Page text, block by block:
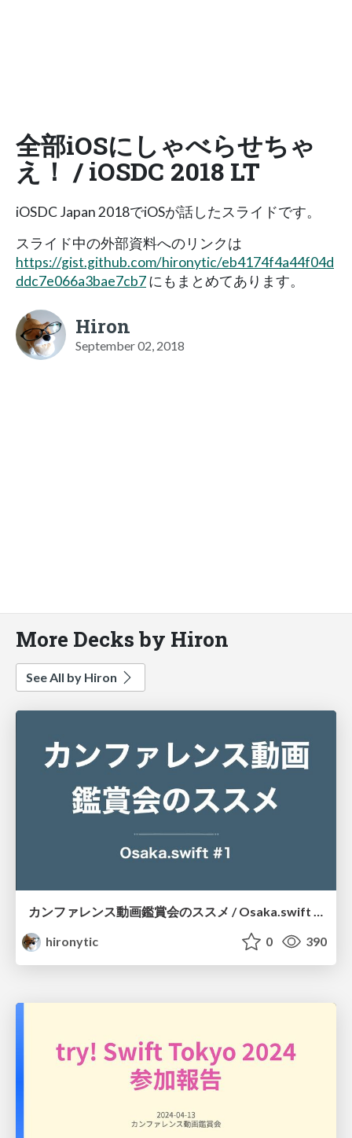
全部iOSにしゃべらせちゃ
え！ / iOSDC 2018 LT
iOSDC Japan 2018でiOSが話したスライドです。
スライド中の外部資料へのリンクは
https://gist.github.com/hironytic/eb4174f4a44f04d
ddc7e066a3bae7cb7にもまとめてあります。
Hiron
September 02, 2018
More Decks by Hiron
See All by Hiron
カンファレンス動画鑑賞会のススメ / Osaka.swift #1
hironytic
0 390